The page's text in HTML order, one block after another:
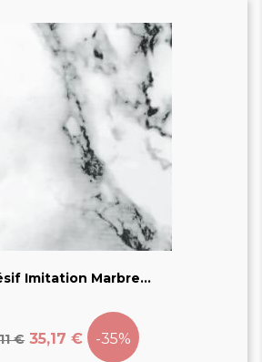
Imitation Marbre...
€ 35,17 €
-35%